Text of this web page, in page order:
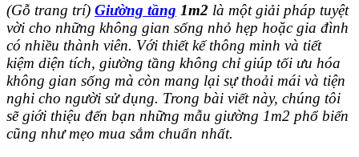
(Gỗ trang trí) Giường tầng 1m2 là một giải pháp tuyệt
vời cho những không gian sống nhỏ hẹp hoặc gia đình
có nhiều thành viên. Với thiết kế thông minh và tiết
kiệm diện tích, giường tầng không chỉ giúp tối ưu hóa
không gian sống mà còn mang lại sự thoải mái và tiện
nghi cho người sử dụng. Trong bài viết này, chúng tôi
sẽ giới thiệu đến bạn những mẫu giường 1m2 phổ biến
cũng như mẹo mua sắm chuẩn nhất.